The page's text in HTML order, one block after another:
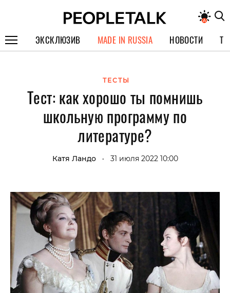
ЭКСКЛЮЗИВ
ИНТЕРВЬЮ
ПОКОЛЕНИЕ
MADE IN RUSSIA НОВОСТИ
ТЕСТЫ
Тест: как хорошо ты помнишь
школьную программу по
литературе?
Катя Ландо • 31 июля 2022 10:00